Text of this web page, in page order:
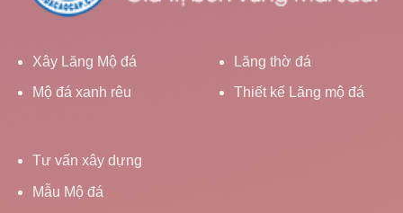
Xây Lăng Mộ đá
Mộ đá xanh rêu
Lăng thờ đá
Thiết kế Lăng mộ đá
Tư vấn xây dựng
Mẫu Mộ đá